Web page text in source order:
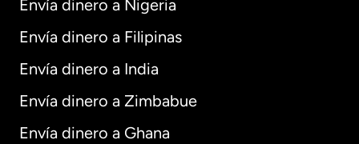
Envía dinero a Nigeria
Envía dinero a Filipinas
Envía dinero a India
Envía dinero a Zimbabue
Envía dinero a Ghana